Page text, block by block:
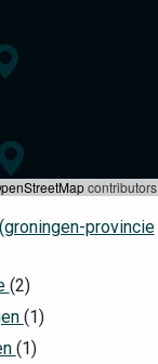
contributors
provincie
(2)
(1)
(1)